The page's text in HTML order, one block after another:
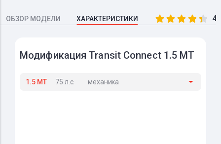
ОБЗОР МОДЕЛИ ХАРАКТЕРИСТИКИ
Модификация Transit Connect 1.5 MT
1.5 MT 75 л.с. механика